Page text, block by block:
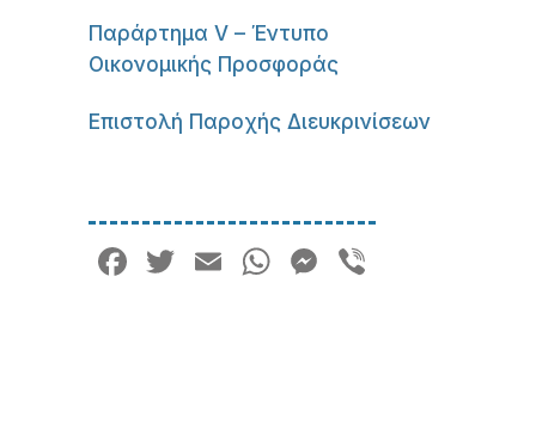
Παράρτημα V – Έντυπο
Οικονομικής Προσφοράς
Επιστολή Παροχής Διευκρινίσεων
Facebook
Twitter
EmailWhatsApp
Messenger